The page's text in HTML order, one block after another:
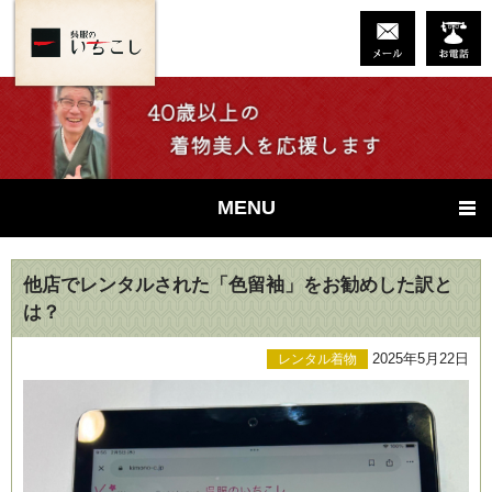
MENU
他店でレンタルされた「色留袖」をお勧めした訳と
は？
レンタル着物 2025年5月22日